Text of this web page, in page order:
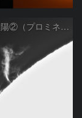
8月6日の太陽②（プロミネン北東縁 ）